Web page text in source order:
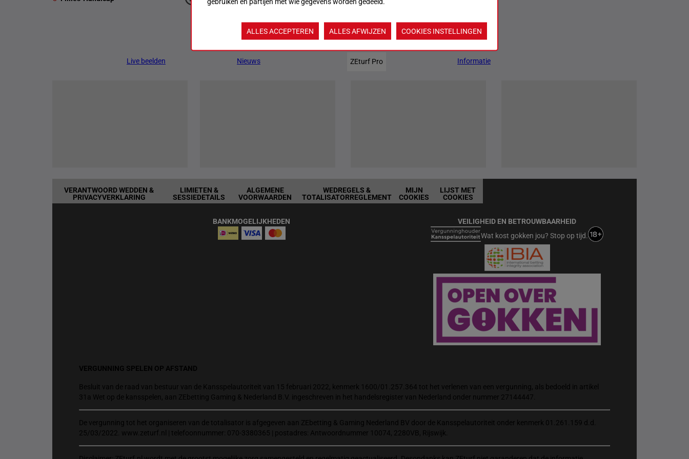
Jouw favoriete paarden
Live beelden Nieuws ZEturf Pro Informatie
VERANTWOORD WEDDEN &
PRIVACYVERKLARING
LIMIETEN &
SESSIEDETAILS
ALGEMENE
VOORWAARDEN
WEDREGELS &
TOTALISATORREGLEMENT
MIJN
COOKIES
LIJST MET
COOKIES
BANKMOGELIJKHEDEN
VEILIGHEID EN BETROUWBAARHEID
Wat kost gokken jou? Stop op tijd.
VERGUNNING SPELEN OP AFSTAND
Besluit van de raad van bestuur van de Kansspelautoriteit van 15 februari 2022, kenmerk 1600/01.257.364 tot het verlenen van een vergunning, als bedoeld in artikel
31a Wet op de kansspelen, aan ZEbetting Gaming & Nederland B.V. ingeschreven in het handelsregister van Nederland onder nummer 27144447.
De vergunning tot het organiseren van de totalisator is afgegeven aan ZEbetting & Gaming Nederland BV door de Kansspelautoriteit onder kenmerk 01.261.159 d.d.
25/03/2022. www.zeturf.nl | telefoonnummer: 070-3380365 | postadres: Antwoordnummer 10074, 2280VB, Rijswijk.
ALLES ACCEPTEREN ALLES AFWIJZEN COOKIES INSTELLINGEN